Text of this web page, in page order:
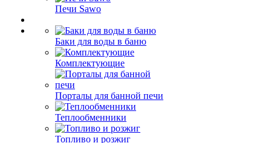
Печи Sawo
Баки для воды в баню
Комплектующие
Порталы для банной печи
Теплообменники
Топливо и розжиг